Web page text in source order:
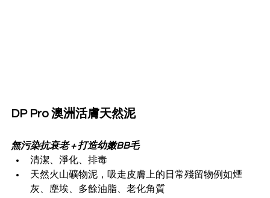
DP Pro 澳洲活膚天然泥
無污染抗衰老 + 打造幼嫩BB毛
清潔、淨化、排毒
天然火山礦物泥，吸走皮膚上的日常殘留物例如煙
灰、塵埃、多餘油脂、老化角質